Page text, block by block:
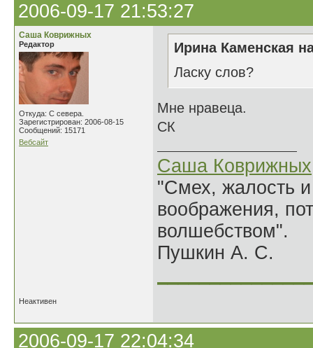
2006-09-17 21:53:27
Саша Коврижных
Редактор
Откуда: С севера.
Зарегистрирован: 2006-08-15
Сообщений: 15171
Вебсайт
Ирина Каменская
Ласку слов?
Мне нравеца.
СК
Саша Коврижных
"Смех, жалость
воображения,
волшебством".
Пушкин А. С.
Неактивен
2006-09-17 22:04:34